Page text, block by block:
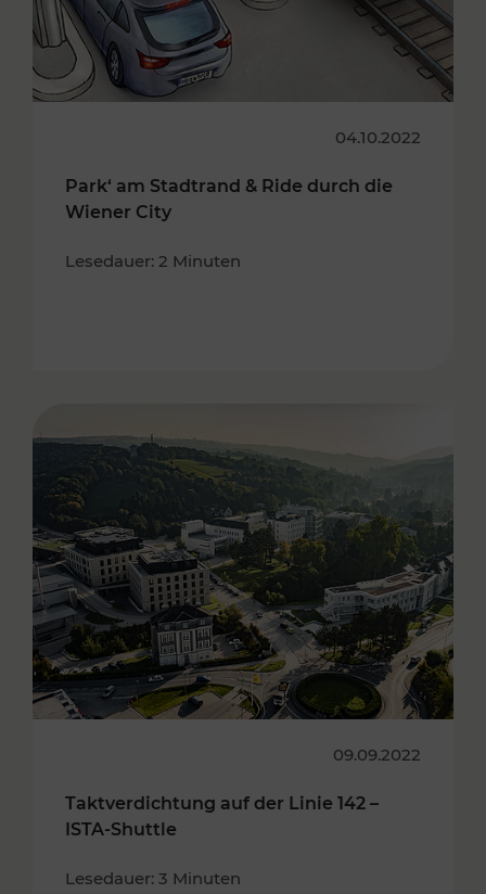
04.10.2022
Park‘ am Stadtrand & Ride durch die
Wiener City
Lesedauer: 2 Minuten
09.09.2022
Taktverdichtung auf der Linie 142 –
ISTA-Shuttle
Lesedauer: 3 Minuten